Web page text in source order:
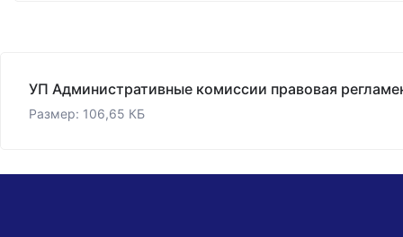
Размер: 106,65 КБ